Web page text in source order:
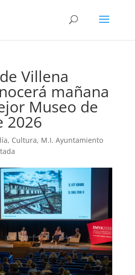
Villena
mañana
Museo de
2026
, Cultura, M.I. Ayuntamiento